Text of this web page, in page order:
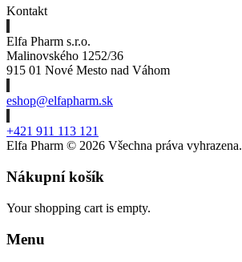
Kontakt
Elfa Pharm s.r.o.
Malinovského 1252/36
915 01 Nové Mesto nad Váhom
eshop@elfapharm.sk
+421 911 113 121
Elfa Pharm © 2026 Všechna práva vyhrazena.
Nákupní košík
Your shopping cart is empty.
Menu